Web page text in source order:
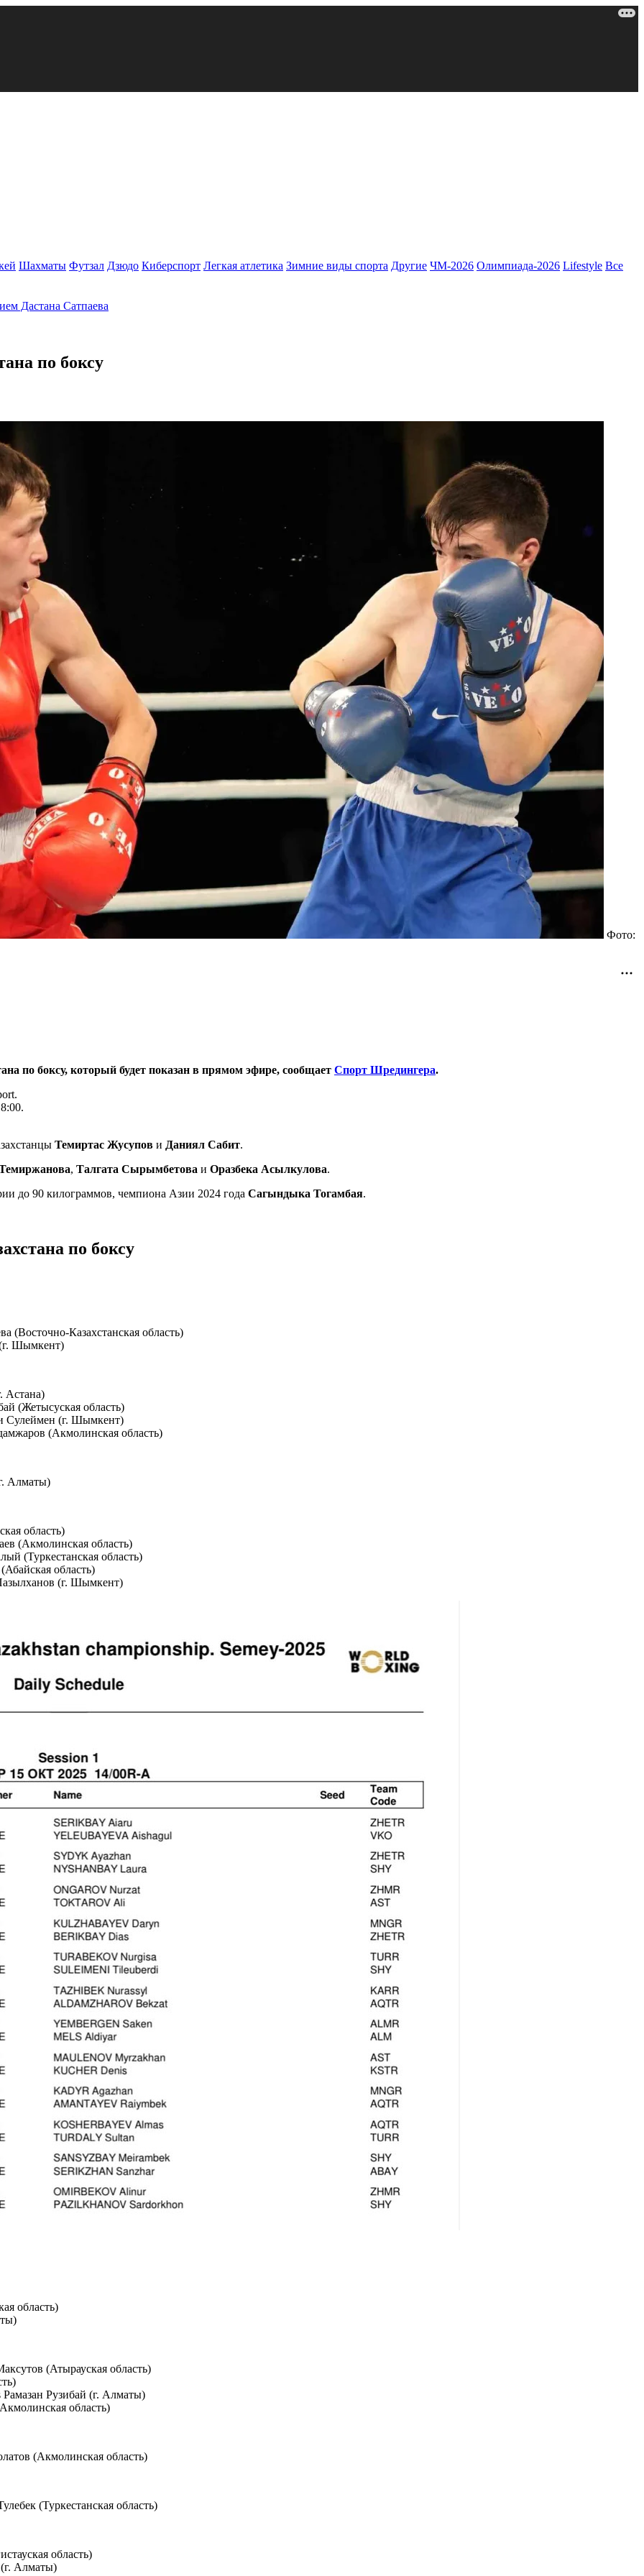
Шахматы Футзал Дзюдо Киберспорт Легкая атлетика Зимние виды спорта Другие ЧМ-2026 Олимпиада-2026 Lifestyle Все
Дастана Сатпаева
по боксу
Фото:
по боксу, который будет показан в прямом эфире, сообщает Спорт Шредингера.
Темиртас Жусупов и Даниял Сабит.
, Талгата Сырымбетова и Оразбека Асылкулова.
до 90 килограммов, чемпиона Азии 2024 года Сагындыка Тогамбая.
по боксу
(Восточно-Казахстанская область)
Шымкент)
Астана)
(Жетысуская область)
Сулеймен (г. Шымкент)
(Акмолинская область)
Алматы)
область)
(Акмолинская область)
(Туркестанская область)
область)
(г. Шымкент)
область)
(Атырауская область)
Рамазан Рузибай (г. Алматы)
область)
(Акмолинская область)
(Туркестанская область)
область)
Алматы)